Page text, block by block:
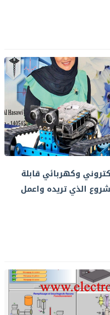
اليكتروني وكهربائي قابلة
الذي تريده واعمل